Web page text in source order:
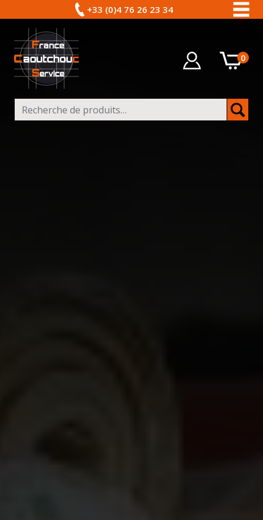
+33 (0)4 76 26 23 34
0
Recherche pour :